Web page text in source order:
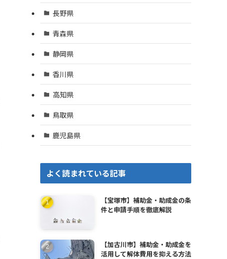
長野県
青森県
静岡県
香川県
高知県
鳥取県
鹿児島県
よく読まれている記事
【宝塚市】補助金・助成金の条
件と申請手順を徹底解説
【加古川市】補助金・助成金を
活用して解体費用を抑える方法